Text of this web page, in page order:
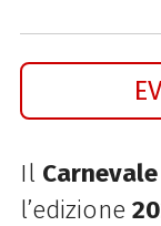
Il
l’edizione